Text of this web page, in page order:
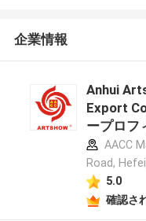
企業情報
Anhui
Export
ープロフ
AACC
Road,
5.0
確認さ